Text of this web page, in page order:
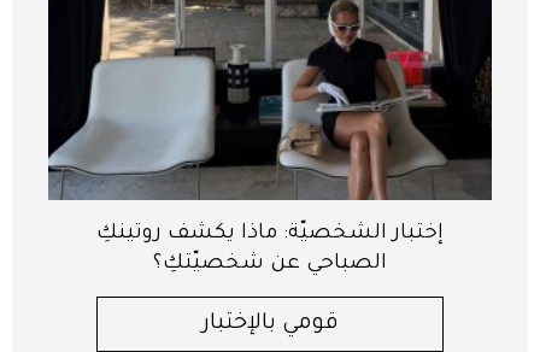
إختبار الشخصيّة: ماذا يكشف روتينكِ
الصباحي عن شخصيّتكِ؟
قومي بالإختبار